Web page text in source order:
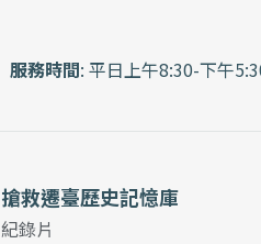
服務時間: 平日上午8:30-下午
搶救遷臺歷史記憶庫
紀錄片